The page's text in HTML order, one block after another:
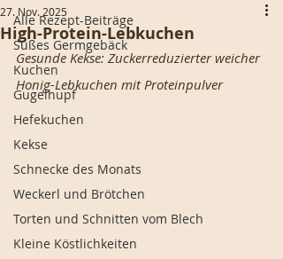
Alle Rezept-Beiträge
Süßes Germgebäck
Kuchen
Gugelhupf
Hefekuchen
Kekse
Schnecke des Monats
Weckerl und Brötchen
Torten und Schnitten vom Blech
Kleine Köstlichkeiten
High-Protein-Lebkuchen
27. Nov. 2025
Gesunde Kekse: Zuckerreduzierter weicher
Honig-Lebkuchen mit Proteinpulver